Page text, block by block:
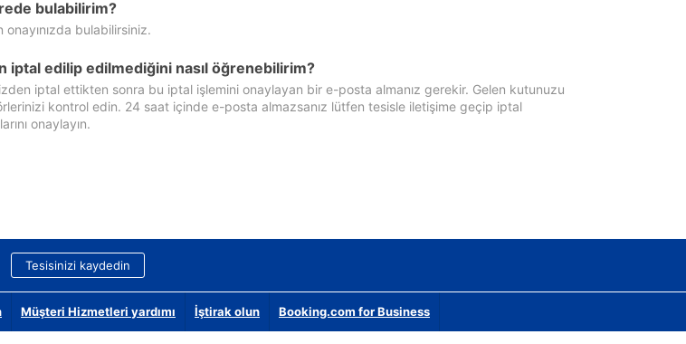
bulabilirim?
bulabilirsiniz.
iptal edilip edilmediğini nasıl öğrenebilirim?
iptal ettikten sonra bu iptal işlemini onaylayan bir e-posta almanız gerekir. Gelen kutunuzu
kontrol edin. 24 saat içinde e-posta almazsanız lütfen tesisle iletişime geçip iptal
onaylayın.
Tesisinizi kaydedin
Müşteri Hizmetleri yardımı İştirak olun Booking.com for Business